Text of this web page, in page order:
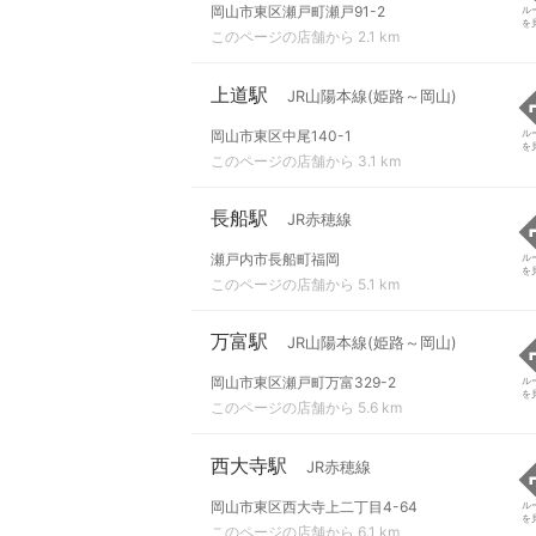
岡山市東区瀬戸町瀬戸91-2
このページの店舗から 2.1 km
ル
を
上道駅 JR山陽本線(姫路～岡山)
岡山市東区中尾140-1
このページの店舗から 3.1 km
ル
を
長船駅 JR赤穂線
瀬戸内市長船町福岡
このページの店舗から 5.1 km
ル
を
万富駅 JR山陽本線(姫路～岡山)
岡山市東区瀬戸町万富329-2
このページの店舗から 5.6 km
ル
を
西大寺駅 JR赤穂線
岡山市東区西大寺上二丁目4-64
このページの店舗から 6.1 km
ル
を